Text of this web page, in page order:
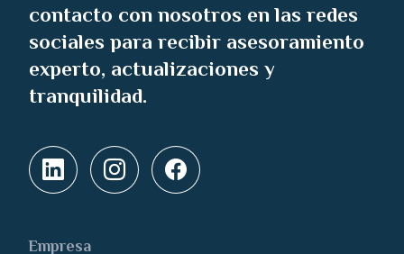
contacto con nosotros en las redes
sociales para recibir asesoramiento
experto, actualizaciones y
tranquilidad.
Empresa